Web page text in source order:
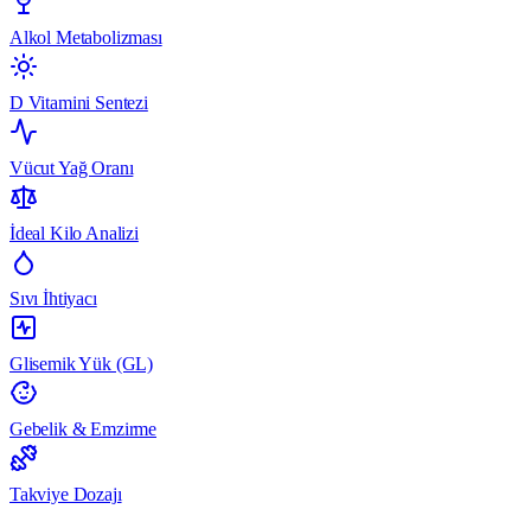
Alkol Metabolizması
D Vitamini Sentezi
Vücut Yağ Oranı
İdeal Kilo Analizi
Sıvı İhtiyacı
Glisemik Yük (GL)
Gebelik & Emzirme
Takviye Dozajı